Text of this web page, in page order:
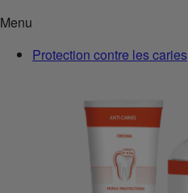
Menu
Protection contre les caries